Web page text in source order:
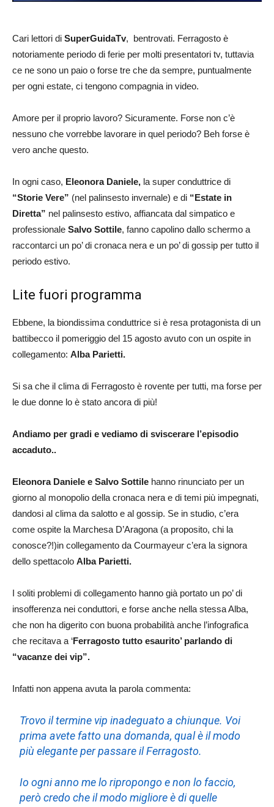
Cari lettori di SuperGuidaTv, bentrovati. Ferragosto è
notoriamente periodo di ferie per molti presentatori tv, tuttavia
ce ne sono un paio o forse tre che da sempre, puntualmente
per ogni estate, ci tengono compagnia in video.
Amore per il proprio lavoro? Sicuramente. Forse non c’è
nessuno che vorrebbe lavorare in quel periodo? Beh forse è
vero anche questo.
In ogni caso, Eleonora Daniele, la super conduttrice di
“Storie Vere” (nel palinsesto invernale) e di “Estate in
Diretta” nel palinsesto estivo, affiancata dal simpatico e
professionale Salvo Sottile, fanno capolino dallo schermo a
raccontarci un po’ di cronaca nera e un po’ di gossip per tutto il
periodo estivo.
Lite fuori programma
Ebbene, la biondissima conduttrice si è resa protagonista di un
battibecco il pomeriggio del 15 agosto avuto con un ospite in
collegamento: Alba Parietti.
Si sa che il clima di Ferragosto è rovente per tutti, ma forse per
le due donne lo è stato ancora di più!
Andiamo per gradi e vediamo di sviscerare l’episodio
accaduto..
Eleonora Daniele e Salvo Sottile hanno rinunciato per un
giorno al monopolio della cronaca nera e di temi più impegnati,
dandosi al clima da salotto e al gossip. Se in studio, c’era
come ospite la Marchesa D’Aragona (a proposito, chi la
conosce?!)in collegamento da Courmayeur c’era la signora
dello spettacolo Alba Parietti.
I soliti problemi di collegamento hanno già portato un po’ di
insofferenza nei conduttori, e forse anche nella stessa Alba,
che non ha digerito con buona probabilità anche l’infografica
che recitava a ‘Ferragosto tutto esaurito’ parlando di
“vacanze dei vip”.
Infatti non appena avuta la parola commenta:
Trovo il termine vip inadeguato a chiunque. Voi
prima avete fatto una domanda, qual è il modo
più elegante per passare il Ferragosto.
Io ogni anno me lo ripropongo e non lo faccio,
però credo che il modo migliore è di quelle